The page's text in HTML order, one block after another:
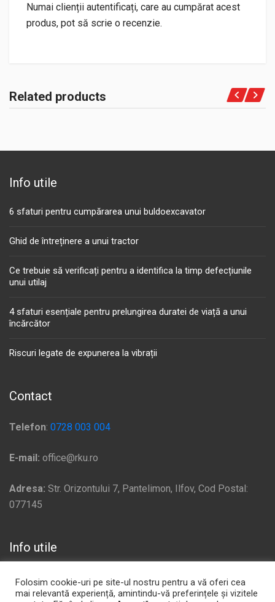
Numai clienții autentificați, care au cumpărat acest
produs, pot să scrie o recenzie.
Related products
Info utile
6 sfaturi pentru cumpărarea unui buldoexcavator
Ghid de întreținere a unui tractor
Ce trebuie să verificați pentru a identifica la timp defecțiunile
unui utilaj
4 sfaturi esențiale pentru prelungirea duratei de viață a unui
încărcător
Riscuri legate de expunerea la vibrații
Contact
Telefon: 0728 003 004
E-mail: office@rku.ro
Adresa: Str. Orizontului 7, Pantelimon, Ilfov, Cod Postal:
077145
Info utile
Politică de confidențialitate
Plata si Livrare
Folosim cookie-uri pe site-ul nostru pentru a vă oferi cea
mai relevantă experiență, amintindu-vă preferințele și vizitele